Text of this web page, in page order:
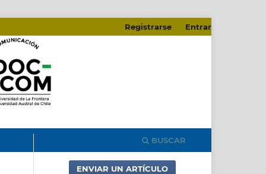
BUSCAR
Registrarse Entrar
ENVIAR UN ARTÍCULO